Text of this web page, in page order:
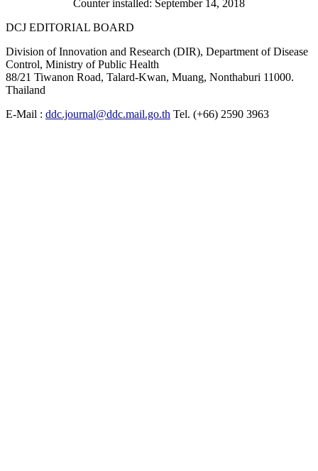
Counter installed: September 14, 2018
DCJ EDITORIAL BOARD
Division of Innovation and Research (DIR), Department of Disease
Control, Ministry of Public Health
88/21 Tiwanon Road, Talard-Kwan, Muang, Nonthaburi 11000.
Thailand
E-Mail : ddc.journal@ddc.mail.go.th Tel. (+66) 2590 3963